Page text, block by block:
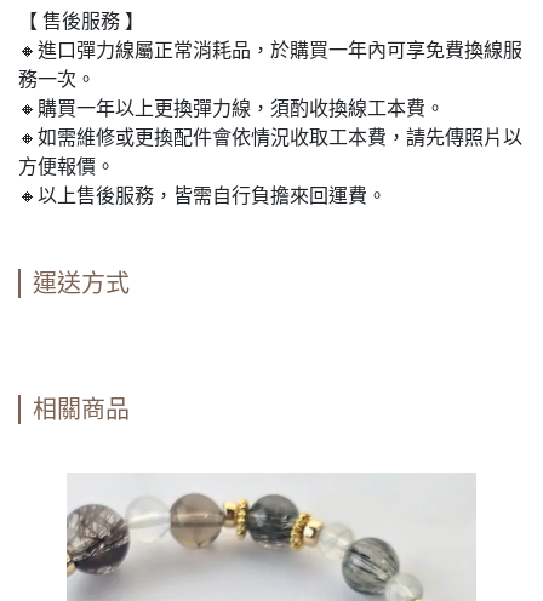
【 售後服務 】
🔸進口彈力線屬正常消耗品，於購買一年內可享免費換線服
務一次。
🔸購買一年以上更換彈力線，須酌收換線工本費。
🔸如需維修或更換配件會依情況收取工本費，請先傳照片以
方便報價。
🔸以上售後服務，皆需自行負擔來回運費。
運送方式
相關商品